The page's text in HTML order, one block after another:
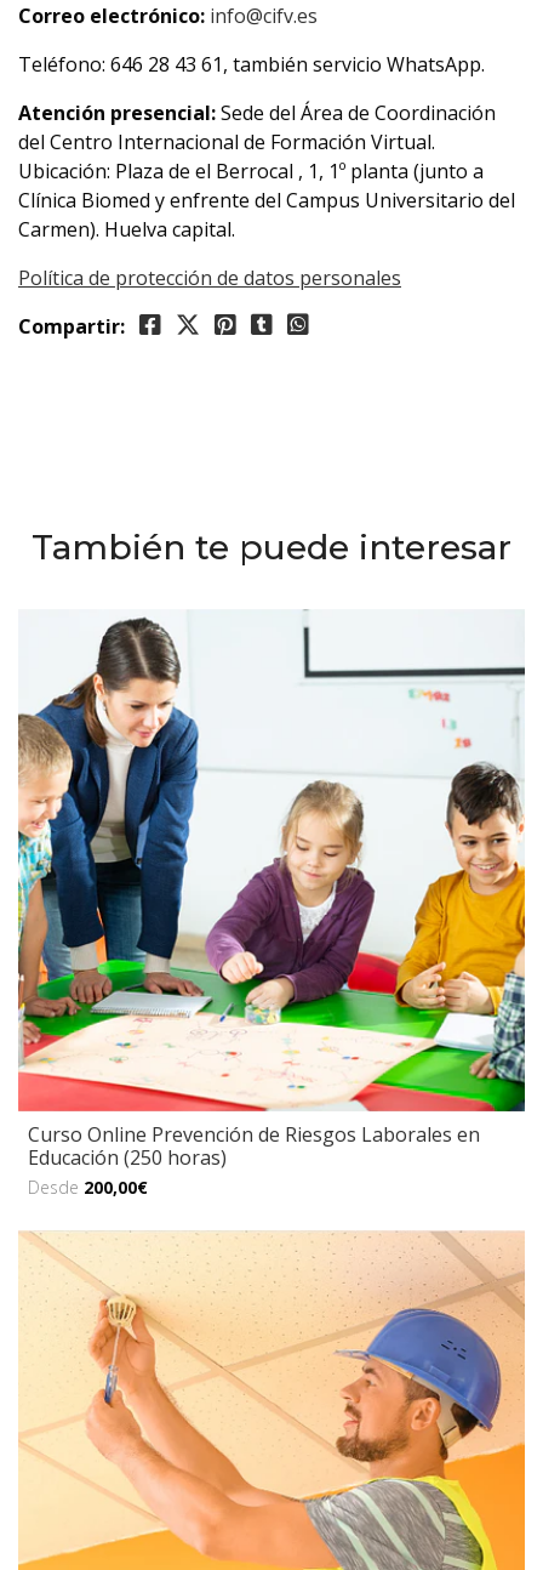
Correo electrónico: info@cifv.es
Teléfono: 646 28 43 61, también servicio WhatsApp.
Atención presencial:Sede del Área de Coordinación
del Centro Internacional de Formación Virtual.
Ubicación: Plaza de el Berrocal , 1, 1º planta (junto a
Clínica Biomed y enfrente del Campus Universitario del
Carmen). Huelva capital.
Política de protección de datos personales
Compartir:
También te puede interesar
Curso Online Prevención de Riesgos Laborales en
Educación (250 horas)
Desde 200,00€